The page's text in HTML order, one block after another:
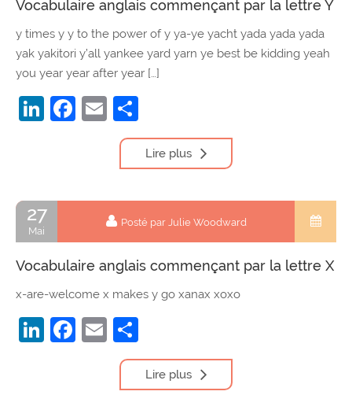
Vocabulaire anglais commençant par la lettre Y
y times y y to the power of y ya-ye yacht yada yada yada
yak yakitori y’all yankee yard yarn ye best be kidding yeah
you year year after year […]
LinkedIn
Facebook
Email
Lire plus
27
Mai
Posté par Julie Woodward
Vocabulaire anglais commençant par la lettre X
x-are-welcome x makes y go xanax xoxo
LinkedIn
Facebook
Email
Lire plus